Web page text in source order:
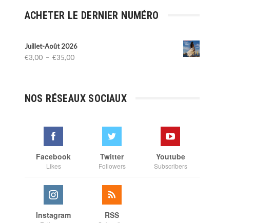
ACHETER LE DERNIER NUMÉRO
Juillet-Août 2026
€3,00 – €35,00Plage
à
NOS RÉSEAUX SOCIAUX
Facebook
Likes
Twitter
Followers
Youtube
Subscribers
Instagram RSS